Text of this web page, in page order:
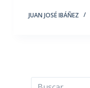
JUAN JOSÉ IBÁÑEZ
Buscar